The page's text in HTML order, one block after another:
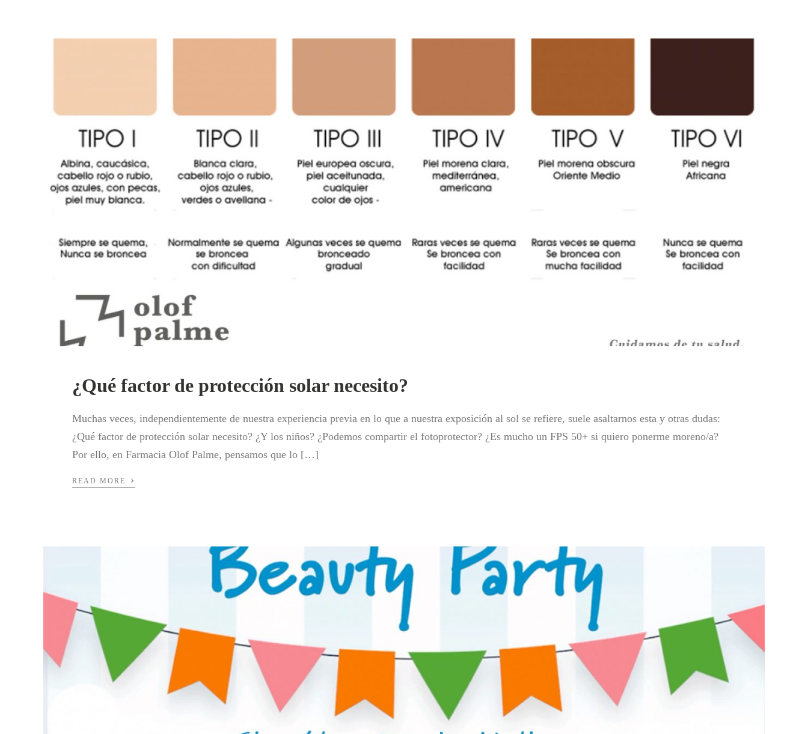
¿Qué factor de protección solar necesito?
Muchas veces, independientemente de nuestra experiencia previa en lo que a nuestra exposición al sol se refiere, suele asaltarnos esta y otras dudas:
¿Qué factor de protección solar necesito? ¿Y los niños? ¿Podemos compartir el fotoprotector? ¿Es mucho un FPS 50+ si quiero ponerme moreno/a?
Por ello, en Farmacia Olof Palme, pensamos que lo […]
READ MORE ›